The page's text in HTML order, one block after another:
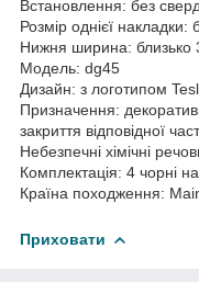
Встановлення: без
Розмір однієї
Нижня ширина: близько
Модель: dg45
Дизайн: з логотипом
Призначення:
закриття відповідної
Небезпечні хімічні
Комплектація: 4 чорні
Країна походження:
Приховати